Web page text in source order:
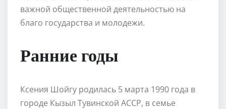
важной общественной деятельностью на
благо государства и молодежи.
Ранние годы
Ксения Шойгу родилась 5 марта 1990 года в
городе Кызыл Тувинской АССР, в семье